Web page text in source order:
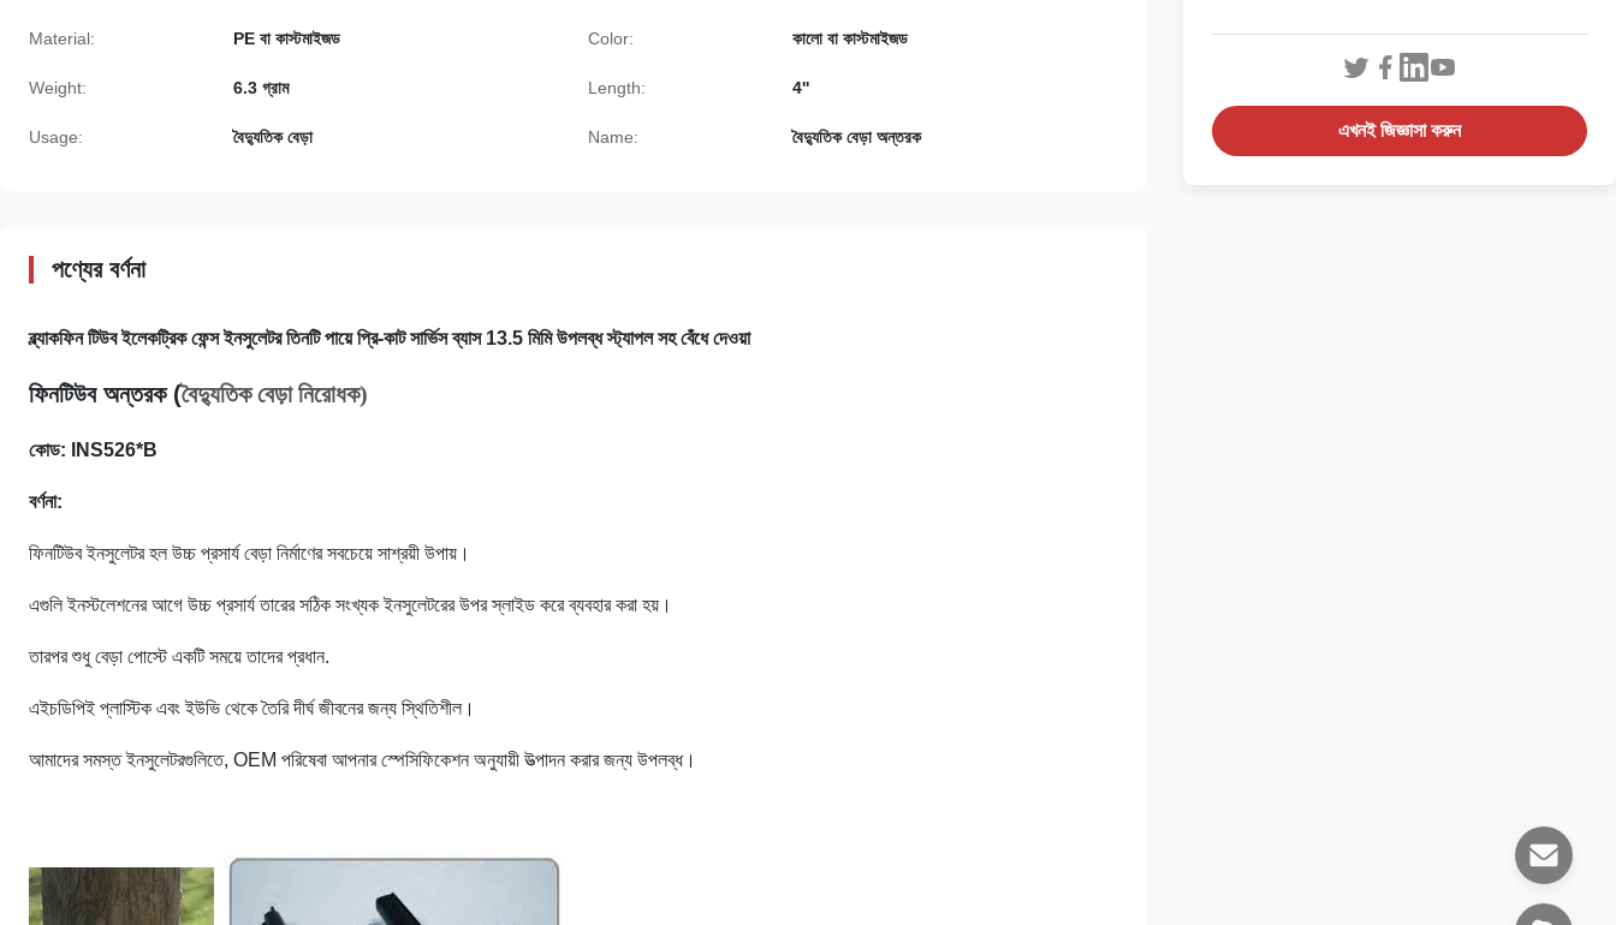
Material: PE বা কাস্টমাইজড Color: কালো বা কাস্টমাইজড
Weight: 6.3 গ্রাম Length: 4''
Usage: বৈদ্যুতিক বেড়া Name: বৈদ্যুতিক বেড়া অন্তরক
পণ্যের বর্ণনা
ব্ল্যাকফিন টিউব ইলেকট্রিক ফেন্স ইনসুলেটর তিনটি পায়ে প্রি-কাট সার্ভিস ব্যাস 13.5 মিমি উপলব্ধ স্ট্যাপল সহ বেঁধে দেওয়া
ফিনটিউব অন্তরক (বৈদ্যুতিক বেড়া নিরোধক)
কোড: INS526*B
বর্ণনা:
ফিনটিউব ইনসুলেটর হল উচ্চ প্রসার্য বেড়া নির্মাণের সবচেয়ে সাশ্রয়ী উপায়।
এগুলি ইনস্টলেশনের আগে উচ্চ প্রসার্য তারের সঠিক সংখ্যক ইনসুলেটরের উপর স্লাইড করে ব্যবহার করা হয়।
তারপর শুধু বেড়া পোস্টে একটি সময়ে তাদের প্রধান.
এইচডিপিই প্লাস্টিক এবং ইউভি থেকে তৈরি দীর্ঘ জীবনের জন্য স্থিতিশীল।
আমাদের সমস্ত ইনসুলেটরগুলিতে, OEM পরিষেবা আপনার স্পেসিফিকেশন অনুযায়ী উত্পাদন করার জন্য উপলব্ধ।
এখনই জিজ্ঞাসা করুন